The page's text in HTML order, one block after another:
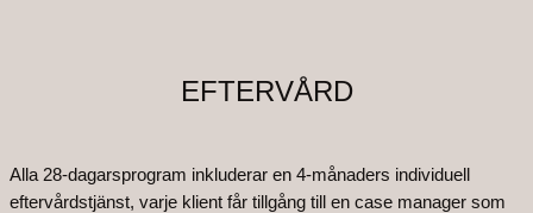
EFTERVÅRD
Alla 28-dagarsprogram inkluderar en 4-månaders individuell
eftervårdstjänst, varje klient får tillgång till en case manager som